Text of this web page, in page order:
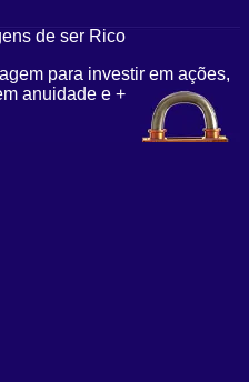
de ser Rico
para investir em ações,
anuidade e +